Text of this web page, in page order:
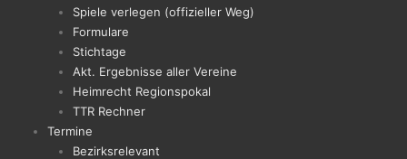
Spiele verlegen (offizieller Weg)
Formulare
Stichtage
Akt. Ergebnisse aller Vereine
Heimrecht Regionspokal
TTR Rechner
Termine
Bezirksrelevant